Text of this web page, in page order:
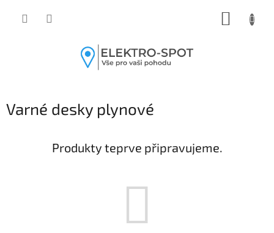
Varné desky plynové
Produkty teprve připravujeme.